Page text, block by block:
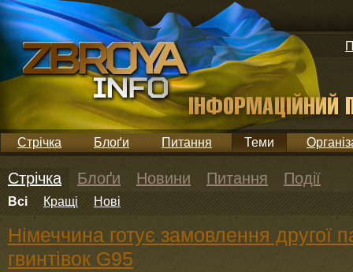
Стрічка Блоґи Питання Теми
Стрічка Блоґи Новини Питання Події
Всі Кращі Нові
Німеччина готує замовлення другої
гвинтівок G95